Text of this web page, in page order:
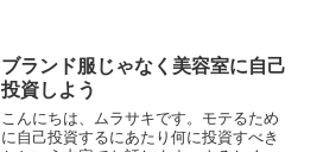
なツィートをしました。短...
ブランド服じゃなく美容室に自己
投資しよう
こんにちは、ムラサキです。モテるため
に自己投資するにあたり何に投資すべき